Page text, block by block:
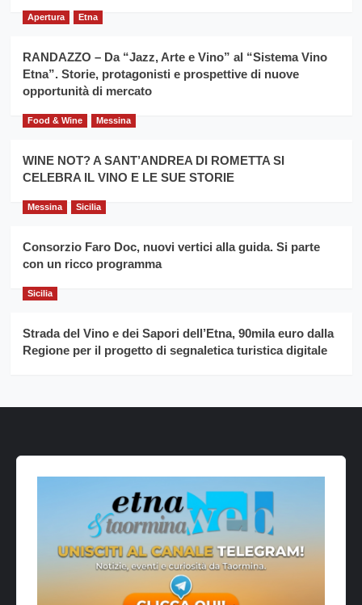
grano
anno
Franco
Caruso
Apertura Etna
RANDAZZO – Da “Jazz, Arte e Vino” al “Sistema Vino
Etna”. Storie, protagonisti e prospettive di nuove
opportunità di mercato
Food & Wine Messina
WINE NOT? A SANT’ANDREA DI ROMETTA SI
CELEBRA IL VINO E LE SUE STORIE
Messina Sicilia
Consorzio Faro Doc, nuovi vertici alla guida. Si parte
con un ricco programma
Sicilia
Strada del Vino e dei Sapori dell’Etna, 90mila euro dalla
Regione per il progetto di segnaletica turistica digitale